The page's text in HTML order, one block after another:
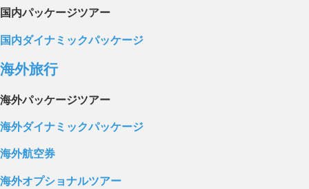
国内パッケージツアー
国内ダイナミックパッケージ
海外旅行
海外パッケージツアー
海外ダイナミックパッケージ
海外航空券
海外オプショナルツアー